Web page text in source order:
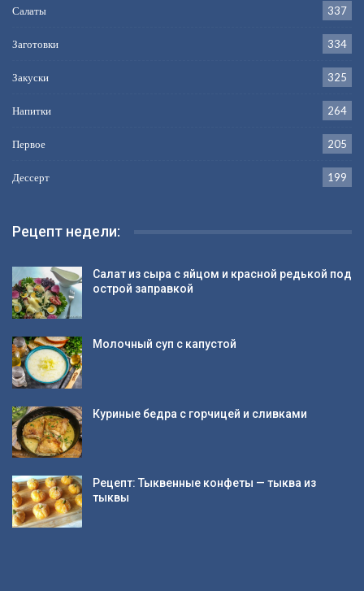
Салаты 337
Заготовки 334
Закуски 325
Напитки 264
Первое 205
Дессерт 199
Рецепт недели:
Салат из сыра с яйцом и красной редькой под
острой заправкой
Молочный суп с капустой
Куриные бедра с горчицей и сливками
Рецепт: Тыквенные конфеты — тыква из
тыквы